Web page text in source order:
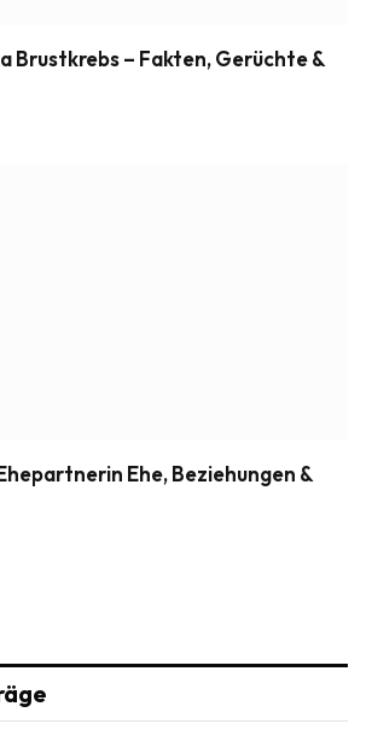
Brustkrebs – Fakten, Gerüchte &
Ehe, Beziehungen &